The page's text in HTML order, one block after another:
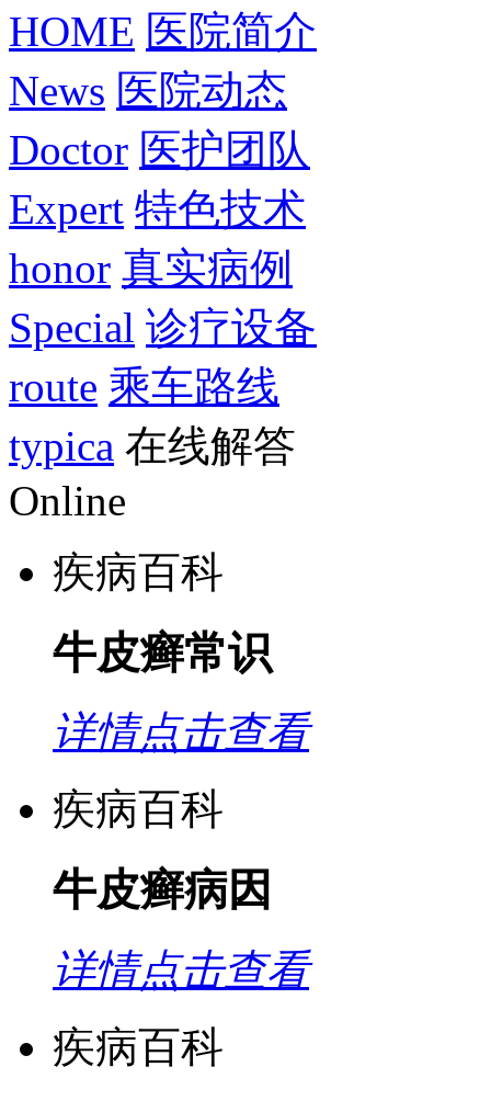
HOME 医院简介
News 医院动态
Doctor 医护团队
Expert 特色技术
honor 真实病例
Special 诊疗设备
route 乘车路线
typica 在线解答
Online
疾病百科
牛皮癣常识
详情点击查看
疾病百科
牛皮癣病因
详情点击查看
疾病百科